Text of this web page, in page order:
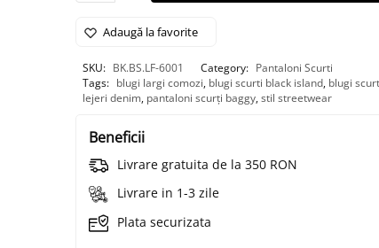
Adaugă la favorite
SKU: BK.BS.LF-6001 Category: Pantaloni Scurti
Tags: blugi largi comozi, blugi scurti black island, blugi
lejeri denim, pantaloni scurți baggy,stil streetwear
Beneficii
Livrare gratuita de la 350 RON
Livrare in 1-3 zile
Plata securizata